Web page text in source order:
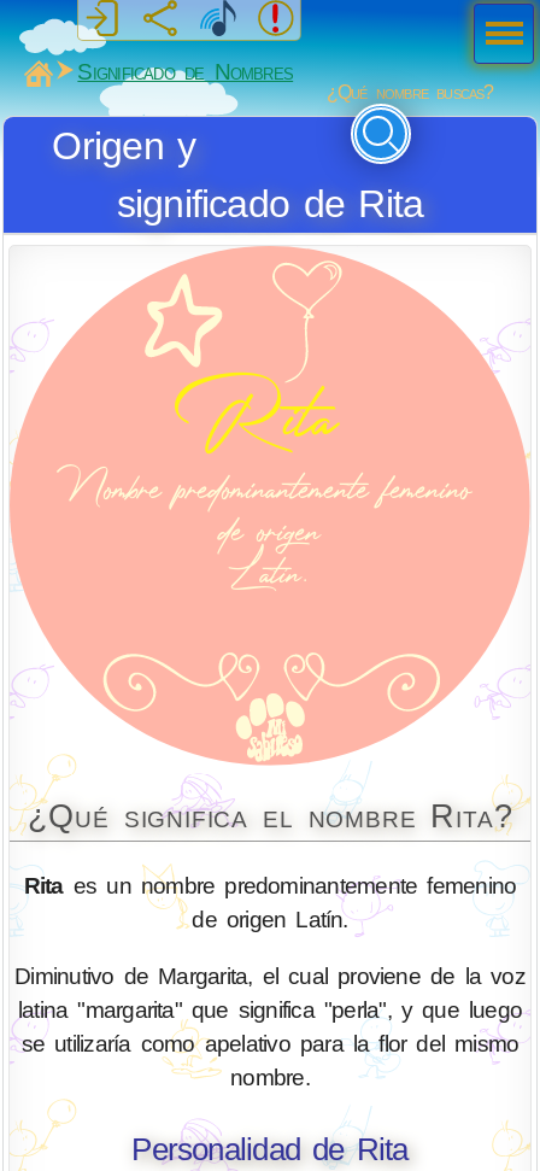
MiSabueso
Significado de Nombres
¿Qué nombre buscas?
Origen y
significado de Rita
¿Qué significa el nombre Rita?
Ritaes un nombre predominantemente femenino
de origen Latín.
Diminutivo de Margarita, el cual proviene de la voz
latina "margarita" que significa "perla", y que luego
se utilizaría como apelativo para la flor del mismo
nombre.
Personalidad de Rita
Men
ú